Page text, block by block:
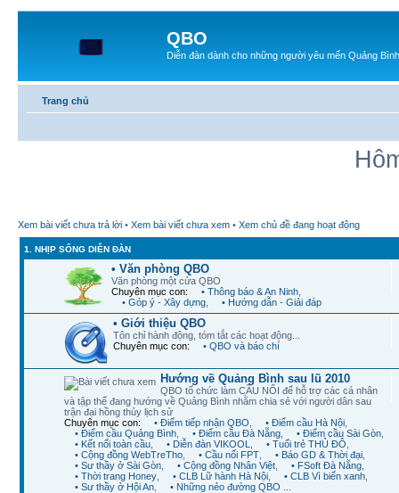
QBO
Diễn đàn dành cho những người yêu mến Quảng Bình
Trang chủ
Xem bài viết chưa trả lời • Xem bài viết chưa xem • Xem chủ đề đang hoạt động
1. NHỊP SỐNG DIỄN ĐÀN
• Văn phòng QBO
Văn phòng một cửa QBO
Chuyên mục con:
• Thông báo & An Ninh
• Góp ý - Xây dựng
• Hướng dẫn - Giải đáp
• Giới thiệu QBO
Tôn chỉ hành động, tóm tắt các hoạt động...
Chuyên mục con:
• QBO và báo chí
Hướng về Quảng Bình sau lũ 2010
QBO tổ chức làm CẦU NỐI để hỗ trợ các cá nhân
và tập thể đang hướng về Quảng Bình nhằm chia sẻ với người dân sau
trận đại hồng thủy lịch sử
Chuyên mục con:
• Điểm tiếp nhận QBO • Điểm cầu Hà Nội
• Điểm cầu Quảng Bình
• Điểm cầu Đà Nẵng • Điểm cầu Sài Gòn
• Kết nối toàn cầu
• Diễn đàn VIKOOL • Tuổi trẻ THỦ ĐÔ
• Cộng đồng WebTreTho
• Cầu nối FPT • Báo GD & Thời đại
• Sư thầy ở Sài Gòn
• Cộng đồng Nhân Việt • FSoft Đà Nẵng
• Thời trang Honey
• CLB Lữ hành Hà Nội • CLB Vì biển xanh
• Sư thầy ở Hội An
• Những nẻo đường QBO ...